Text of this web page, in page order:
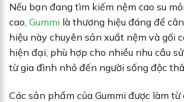
Nếu bạn đang tìm kiếm nệm cao su
cao, Gummi là thương hiệu đáng để
hiệu này chuyên sản xuất nệm và gối
hiện đại, phù hợp cho nhiều nhu cầu
từ gia đình nhỏ đến người sống độc
Các sản phẩm của Gummi được làm từ